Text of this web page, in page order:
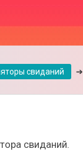
свиданий ➔
свиданий.